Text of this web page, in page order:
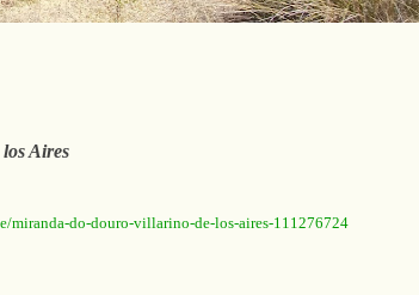
Aires
miranda-do-douro-villarino-de-los-aires-111276724